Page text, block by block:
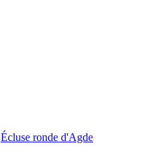
Écluse ronde d'Agde